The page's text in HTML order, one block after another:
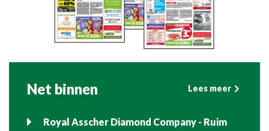
Net binnen Lees meer
Royal Asscher Diamond Company - Ruim